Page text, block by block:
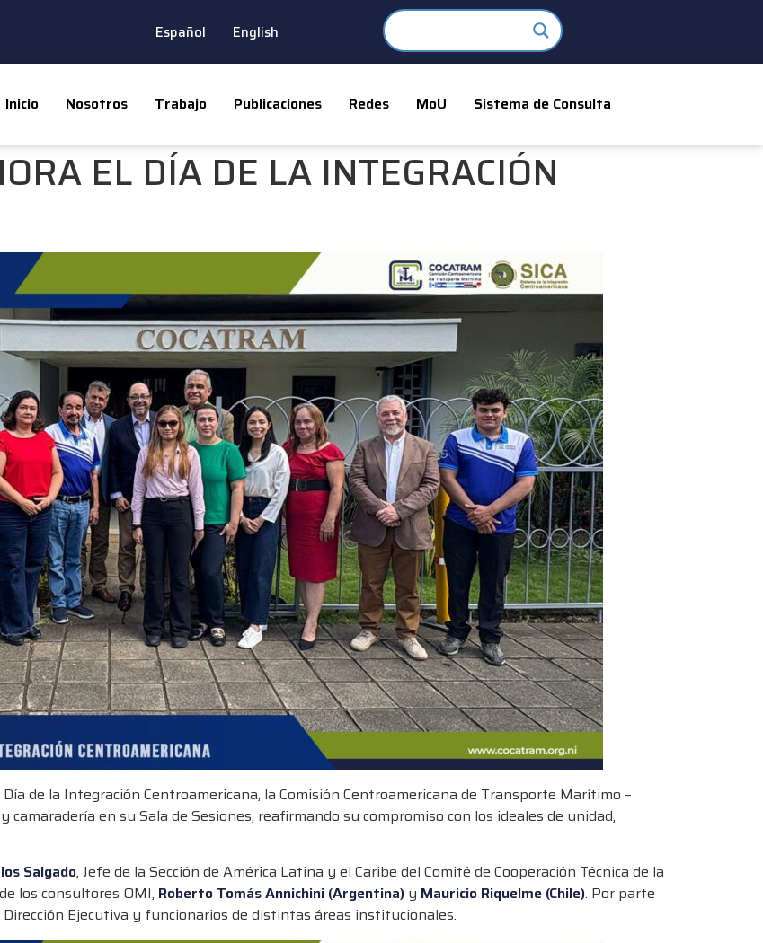
Español English
Inicio Nosotros Trabajo Publicaciones Redes MoU Sistema de Consulta
EL DÍA DE LA INTEGRACIÓN
de la Integración Centroamericana, la Comisión Centroamericana de Transporte Marítimo –
camaradería en su Sala de Sesiones, reafirmando su compromiso con los ideales de unidad,
Salgado, Jefe de la Sección de América Latina y el Caribe del Comité de Cooperación Técnica de la
los consultores OMI, Roberto Tomás Annichini (Argentina) y Mauricio Riquelme (Chile). Por parte
Ejecutiva y funcionarios de distintas áreas institucionales.